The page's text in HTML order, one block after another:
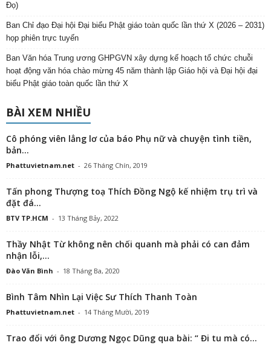
Đọ)
Ban Chỉ đạo Đại hội Đại biểu Phật giáo toàn quốc lần thứ X (2026 – 2031)
họp phiên trực tuyến
Ban Văn hóa Trung ương GHPGVN xây dựng kế hoạch tổ chức chuỗi
hoạt động văn hóa chào mừng 45 năm thành lập Giáo hội và Đại hội đại
biểu Phật giáo toàn quốc lần thứ X
BÀI XEM NHIỀU
Cô phóng viên lẳng lơ của báo Phụ nữ và chuyện tình tiền,
bản...
Phattuvietnam.net - 26 Tháng Chín, 2019
Tấn phong Thượng toạ Thích Đồng Ngộ kế nhiệm trụ trì và
đặt đá...
BTV TP.HCM - 13 Tháng Bảy, 2022
Thầy Nhật Từ không nên chối quanh mà phải có can đảm
nhận lỗi,...
Đào Văn Bình - 18 Tháng Ba, 2020
Bình Tâm Nhìn Lại Việc Sư Thích Thanh Toàn
Phattuvietnam.net - 14 Tháng Mười, 2019
Trao đổi với ông Dương Ngọc Dũng qua bài: “ Đi tu mà có...